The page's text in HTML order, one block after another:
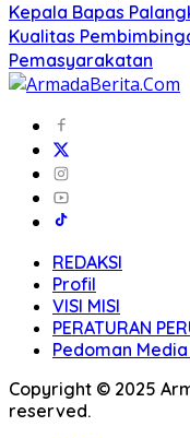
Kepala Bapas
Kualitas
Pemasyarakatan
REDAKSI
Profil
VISI MISI
PERATURAN
Pedoman
Copyright © 2025
reserved.